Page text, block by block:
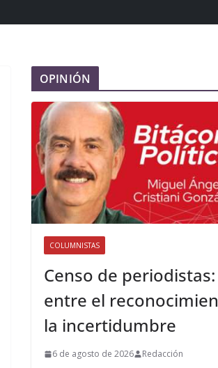
OPINIÓN
COLUMNISTAS
Censo de periodistas:
entre el
la incertidumbre
6 de agosto de 2026 Redacción